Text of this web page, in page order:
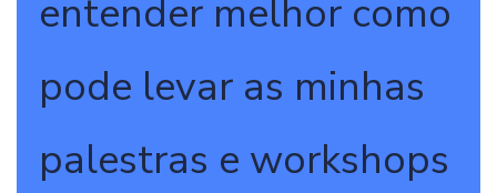
entender melhor como
pode levar as minhas
palestras e workshops